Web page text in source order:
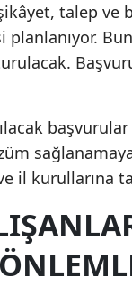
talep
il kurullarına